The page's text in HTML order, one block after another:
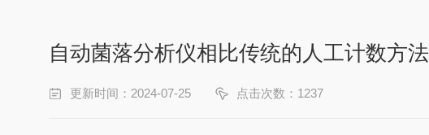
自动菌落分析仪相比传统的人工计数方
更新时间：2024-07-25 点击次数：1237